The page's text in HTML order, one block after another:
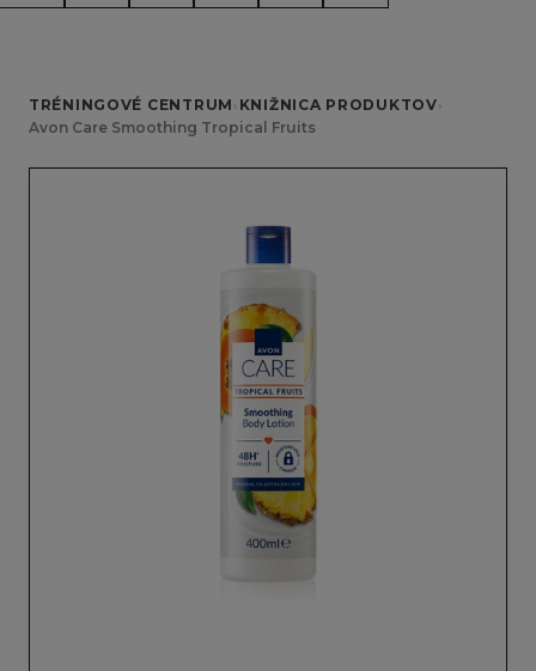
TRÉNINGOVÉ CENTRUM › KNIŽNICA PRODUKTOV›
Avon Care Smoothing Tropical Fruits